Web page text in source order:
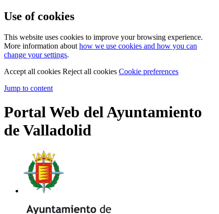
Use of cookies
This website uses cookies to improve your browsing experience.
More information about how we use cookies and how you can
change your settings.
Accept all cookies Reject all cookies Cookie preferences
Jump to content
Portal Web del Ayuntamiento
de Valladolid